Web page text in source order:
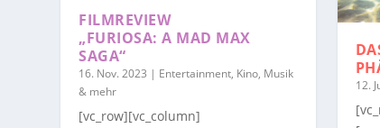
FILMREVIEW
„FURIOSA: A MAD MAX
SAGA“
16. Nov. 2023 | Entertainment, Kino, Musik
& mehr
[vc_row][vc_column]
12.